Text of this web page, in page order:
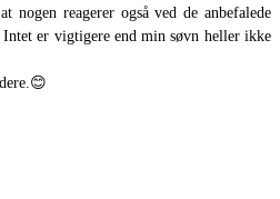
nogen reagerer også ved de anbefalede
Intet er vigtigere end min søvn heller ikke